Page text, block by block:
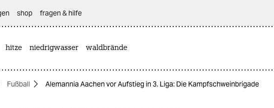
shop fragen & hilfe
hitze niedrigwasser waldbrände
Fußball Alemannia Aachen vor Aufstieg in 3. Liga: Die Kampfschweinbrigade